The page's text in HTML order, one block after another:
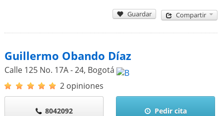
Guardar Compartir
Guillermo Obando Díaz
Calle 125 No. 17A - 24, Bogotá
2 opiniones
8042092 Pedir cita